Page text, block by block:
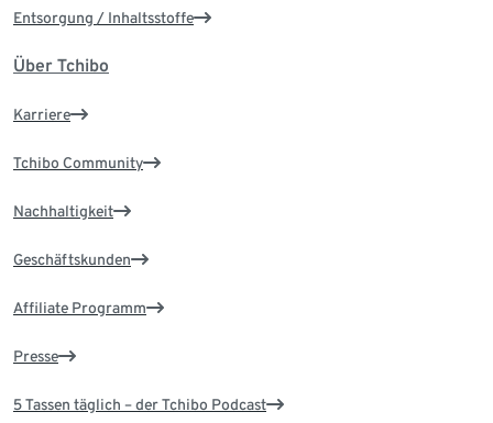
Entsorgung / Inhaltsstoffe
Über Tchibo
Karriere
Tchibo Community
Nachhaltigkeit
Geschäftskunden
Affiliate Programm
Presse
5 Tassen täglich – der Tchibo Podcast